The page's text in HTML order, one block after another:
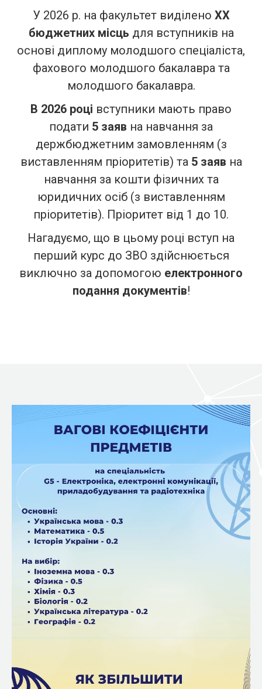
У 2026 р. на факультет виділено ХХ
бюджетних місць для вступників на
основі диплому молодшого спеціаліста,
фахового молодшого бакалавра та
молодшого бакалавра.
В 2026 році вступники мають право
подати 5 заяв на навчання за
держбюджетним замовленням (з
виставленням пріоритетів) та 5 заяв на
навчання за кошти фізичних та
юридичних осіб (з виставленням
пріоритетів). Пріоритет від 1 до 10.
Нагадуємо, що в цьому році вступ на
перший курс до ЗВО здійснюється
виключно за допомогою електронного
подання документів!